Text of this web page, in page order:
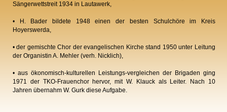
Sängerwettstreit 1934 in Lautawerk,
• H. Bader bildete 1948 einen der besten Schulchöre im Kreis
Hoyerswerda,
• der gemischte Chor der evangelischen Kirche stand 1950 unter Leitung
der Organistin A. Mehler (verh. Nicklich),
• aus ökonomisch-kulturellen Leistungs-vergleichen der Brigaden ging
1971 der TKO-Frauenchor hervor, mit W. Klauck als Leiter. Nach 10
Jahren übernahm W. Gurk diese Aufgabe.